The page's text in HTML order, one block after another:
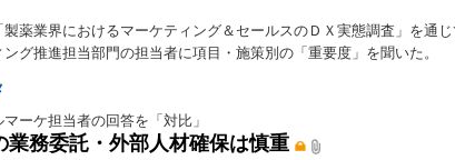
製薬業界におけるマーケティング＆セールスのＤＸ実態調査」を通
グ推進担当部門の担当者に項目・施策別の「重要度」を聞いた。
ーケ担当者の回答を「対比」
業務委託・外部人材確保は慎重